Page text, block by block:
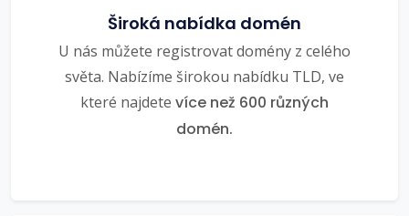
Široká nabídka domén
U nás můžete registrovat domény z celého
světa. Nabízíme širokou nabídku TLD, ve
které najdete více než 600 různých
domén.